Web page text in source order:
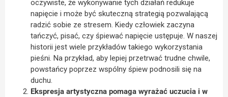
oczywiste, że wykonywanie tych działań redukuje
napięcie i może być skuteczną strategią pozwalającą
radzić sobie ze stresem. Kiedy człowiek zaczyna
tańczyć, pisać, czy śpiewać napięcie ustępuje. W naszej
historii jest wiele przykładów takiego wykorzystania
pieśni. Na przykład, aby lepiej przetrwać trudne chwile,
powstańcy poprzez wspólny śpiew podnosili się na
duchu.
Ekspresja artystyczna pomaga wyrażać uczucia i w